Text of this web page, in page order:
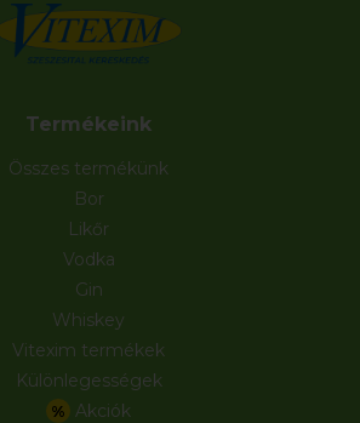
Termékeink
Összes termékünk
Bor
Likőr
Vodka
Gin
Whiskey
Vitexim termékek
Különlegességek
% Akciók